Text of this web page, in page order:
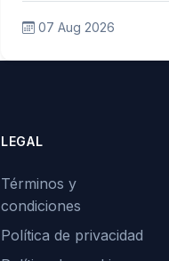
07 Aug 2026
LEGAL
Términos y
condiciones
Política de privacidad